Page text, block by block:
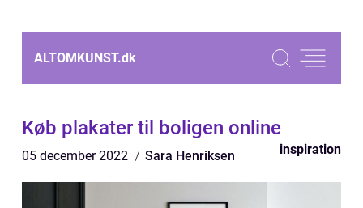
ALTOMKUNST.dk
Køb plakater til boligen online
05 december 2022 Sara Henriksen inspiration